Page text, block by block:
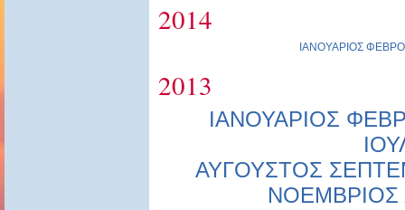
2014
ΙΑΝΟΥΑΡΙΟΣ
2013
ΙΑΝΟΥΑΡΙΟΣ
ΑΥΓΟΥΣΤΟΣ
ΝΟΕΜΒΡΙΟΣ